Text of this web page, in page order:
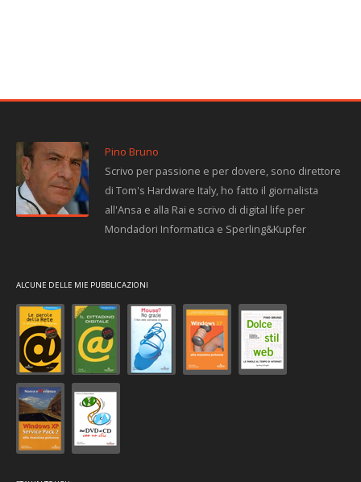
Pino Bruno
Scrivo per passione e per dovere, sono direttore
di Tom's Hardware Italy, ho fatto il giornalista
all'Ansa e alla Rai e scrivo di digital life per
Mondadori Informatica e Sperling&Kupfer
ALCUNE DELLE MIE PUBBLICAZIONI